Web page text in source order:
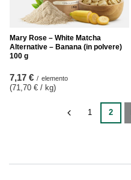
Mary Rose – White Matcha
Alternative – Banana (in polvere)
100 g
7,17 € / elemento
(71,70 € / kg)
1 2